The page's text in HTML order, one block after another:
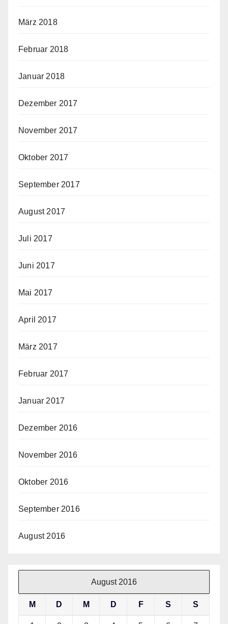
März 2018
Februar 2018
Januar 2018
Dezember 2017
November 2017
Oktober 2017
September 2017
August 2017
Juli 2017
Juni 2017
Mai 2017
April 2017
März 2017
Februar 2017
Januar 2017
Dezember 2016
November 2016
Oktober 2016
September 2016
August 2016
August 2016
M D M D F S S